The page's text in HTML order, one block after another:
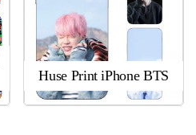
Huse Print iPhone BTS